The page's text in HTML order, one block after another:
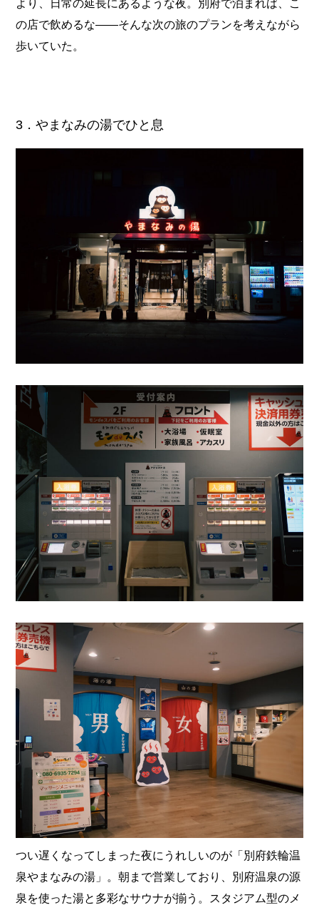
より、日常の延長にあるような夜。別府で泊まれば、こ
の店で飲めるな――そんな次の旅のプランを考えながら
歩いていた。
3．やまなみの湯でひと息
つい遅くなってしまった夜にうれしいのが「別府鉄輪温
泉やまなみの湯」。朝まで営業しており、別府温泉の源
泉を使った湯と多彩なサウナが揃う。スタジアム型のメ